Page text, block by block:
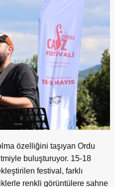
özelliğini taşıyan Ordu
buluşturuyor. 15-18
festival, farklı
renkli görüntülere sahne